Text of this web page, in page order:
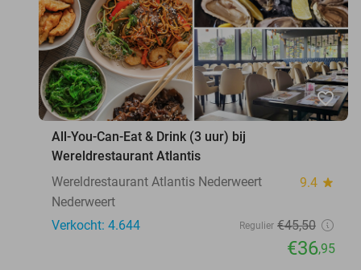
favorite_border
All-You-Can-Eat & Drink (3 uur) bij
Wereldrestaurant Atlantis
Wereldrestaurant Atlantis Nederweert
9.4 star
Nederweert
Verkocht: 4.644
Regulier €45,50
€36,95